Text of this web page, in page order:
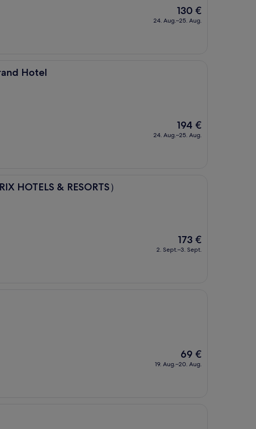
Der
Preis
beträgt
130 €
24. Aug.–25. Aug.
Hotel
Der
Preis
beträgt
194 €
24. Aug.–25. Aug.
HOTELS & RESORTS）
& RESORTS）
Der
Preis
beträgt
173 €
2. Sept.–3. Sept.
Der
Preis
beträgt
69 €
19. Aug.–20. Aug.